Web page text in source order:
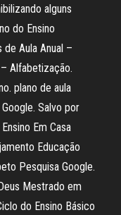
alguns
do Ensino
Aula Anual –
Alfabetização.
plano de aula
Salvo por
Em Casa
Educação
Pesquisa Google.
Mestrado em
do Ensino Básico